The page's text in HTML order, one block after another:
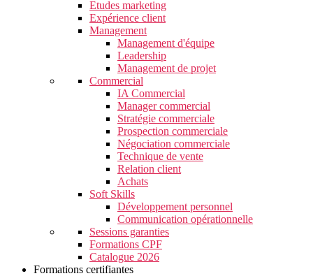
Etudes marketing
Expérience client
Management
Management d'équipe
Leadership
Management de projet
Commercial
IA Commercial
Manager commercial
Stratégie commerciale
Prospection commerciale
Négociation commerciale
Technique de vente
Relation client
Achats
Soft Skills
Développement personnel
Communication opérationnelle
Sessions garanties
Formations CPF
Catalogue 2026
Formations certifiantes